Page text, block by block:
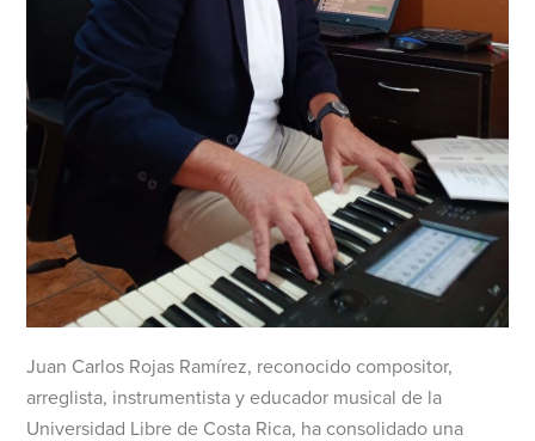
Juan Carlos Rojas Ramírez, reconocido compositor,
arreglista, instrumentista y educador musical de la
Universidad Libre de Costa Rica, ha consolidado una